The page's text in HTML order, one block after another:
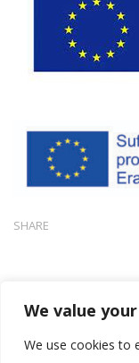
We value
We use cookies to
SHARE